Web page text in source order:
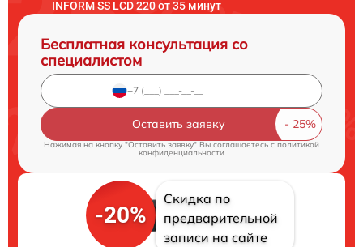
INFORM SS LCD 220 от 35 минут
Бесплатная консультация со
специалистом
Оставить заявку
Нажимая на кнопку "Оставить заявку" Вы соглашаетесь cполитикой
конфиденциальности
-20%
Скидка по
предварительной
записи на сайте